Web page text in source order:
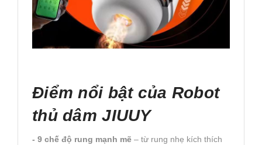
Điểm nổi bật của Robot
thủ dâm JIUUY
- 9 chế độ rung mạnh mẽ – từ rung nhẹ kích thích